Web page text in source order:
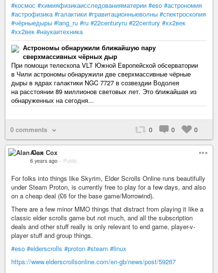
#космос #химияфизикаисследованияматерии #eso #астрономия
#астрофизика #галактики #гравитационныеволны #спектроскопия
#чёрныедыры #lang_ru #ru #22centuryru #22century #хх2век
#xx2век #наукаитехника
Астрономы обнаружили ближайшую пару
сверхмассивных чёрных дыр
При помощи телескопа VLT Южной Европейской обсерватории
в Чили астрономы обнаружили две сверхмассивные чёрные
дыры в ядрах галактики NGC 7727 в созвездии Водолея
на расстоянии 89 миллионов световых лет. Это ближайшая из
обнаруженных на сегодня...
0 comments 0 0 0
Alan Cox
6 years ago – Public
For folks into things like Skyrim, Elder Scrolls Online runs beautifully
under Steam Proton, is currently free to play for a few days, and also
on a cheap deal (£6 for the base game/Morrowind).
There are a few minor MMO things that distract from playing it like a
classic elder scrolls game but not much, and all the subscription
deals and other stuff really is only relevant to end game, player-v-
player stuff and group things.
#eso #elderscrolls #proton #steam #linux
https://www.elderscrollsonline.com/en-gb/news/post/59267